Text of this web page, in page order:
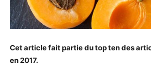
Cet article fait partie du top ten des
en 2017.